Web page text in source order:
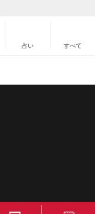
占い すべて